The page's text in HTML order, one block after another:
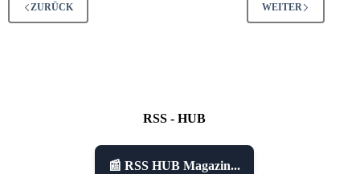
ZURÜCK WEITER
RSS - HUB
📰 RSS HUB Magazin...